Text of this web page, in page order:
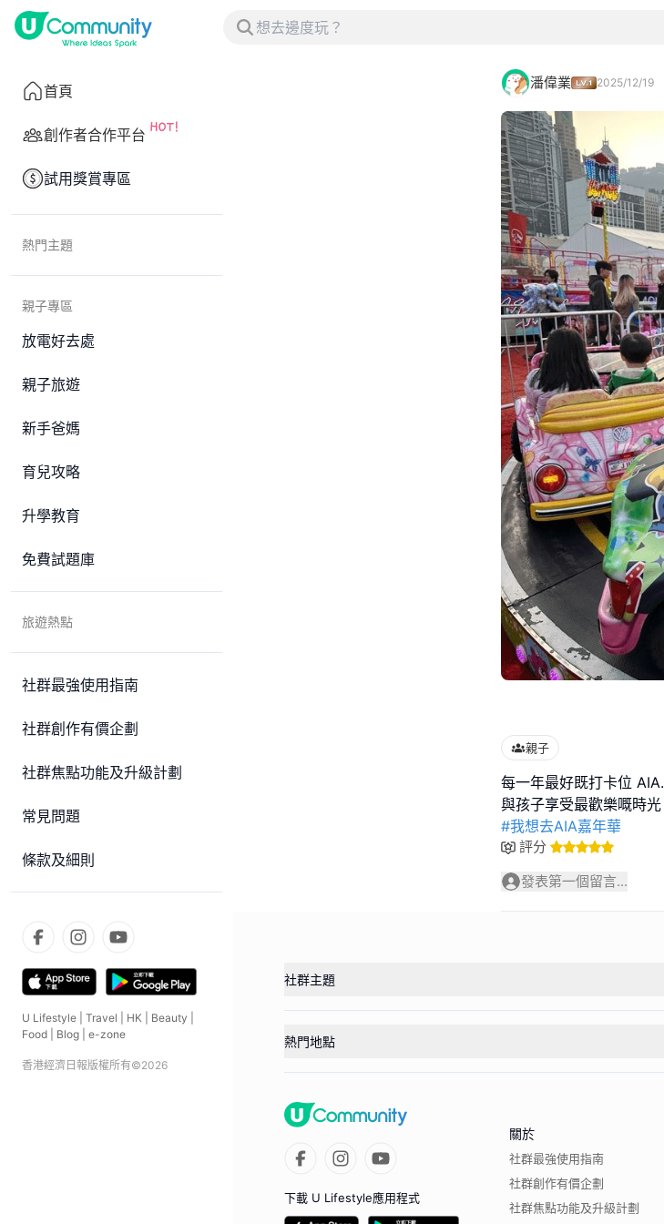
首頁
創作者合作平台
試用獎賞專區
熱門主題
親子專區
放電好去處
親子旅遊
新手爸媽
育兒攻略
升學教育
免費試題庫
旅遊熱點
社群最強使用指南
社群創作有價企劃
社群焦點功能及升級計劃
常見問題
條款及細則
U Lifestyle Travel HK Beauty
Food
Blog e-zone
香港經濟日報版權所有©2026
潘偉業 2025/12/19
親子
每一年最好既打卡位 AIA.
#我想去AIA嘉年華
評分
發表第一個留言...
社群主題
熱門地點
下載 U Lifestyle應用程式
關於
社群最強使用指南
社群創作有價企劃
社群焦點功能及升級計劃